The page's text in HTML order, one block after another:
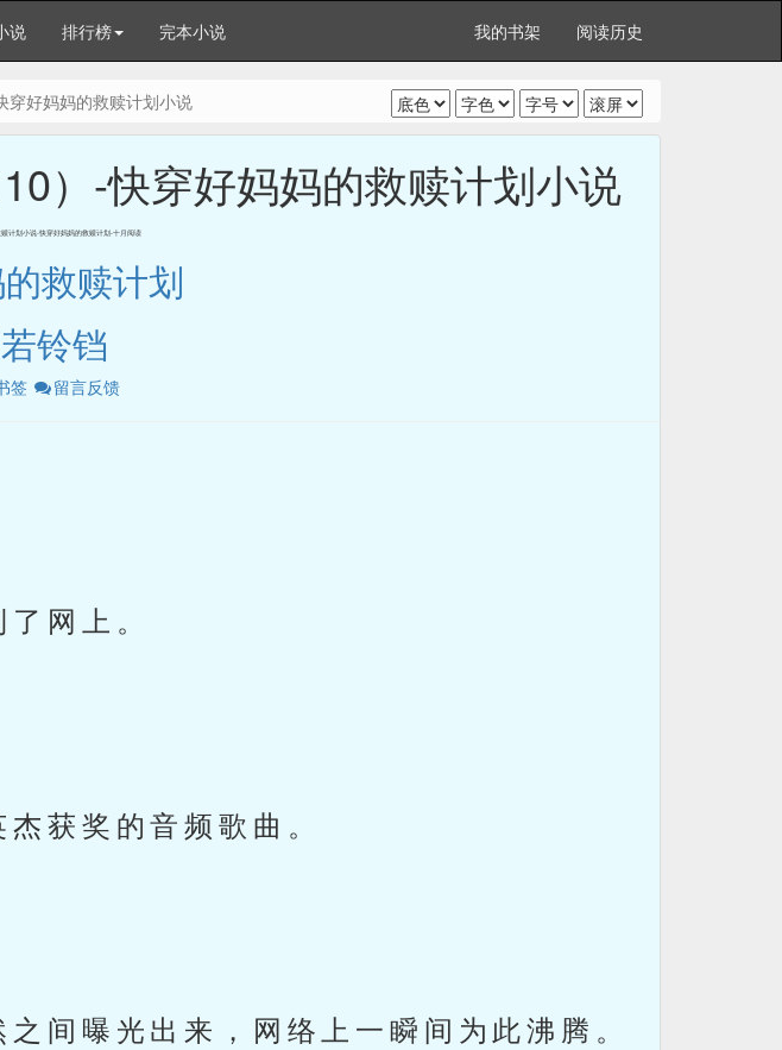
说 排行榜 完本小说 我的书架 阅读历史
穿好妈妈的救赎计划小说
）-快穿好妈妈的救赎计划小说
计划小说-快穿好妈妈的救赎计划-十月阅读
救赎计划
铃铛
签 留言反馈
网上。
获奖的音频歌曲。
曝光出来，网络上一瞬间为此沸腾。